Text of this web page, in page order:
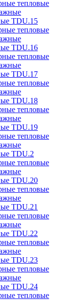
тепловые
TDU.15
тепловые
TDU.16
тепловые
TDU.17
тепловые
TDU.18
тепловые
TDU.19
тепловые
TDU.2
тепловые
TDU.20
тепловые
TDU.21
тепловые
TDU.22
тепловые
TDU.23
тепловые
TDU.24
тепловые